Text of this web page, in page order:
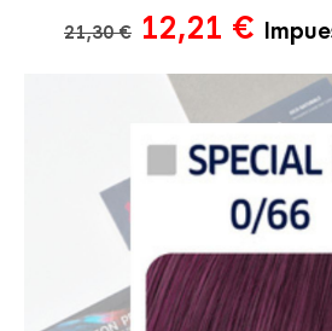
21,30€ El
original
era:
21,30 €.
12,21 € El
precio
es: